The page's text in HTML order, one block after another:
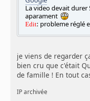
La video devait durer
aparament
Edit: probleme réglé
je viens de regarder
bien cru que c'était
de famille ! En tout
IP archivée